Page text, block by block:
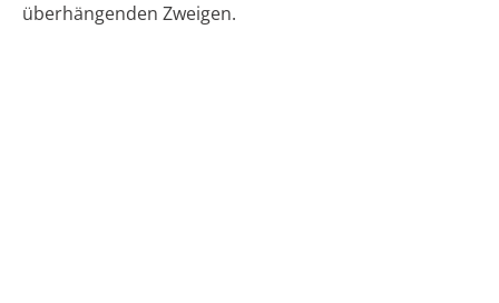
überhängenden Zweigen.